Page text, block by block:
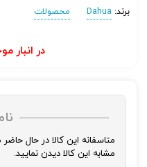
برند: Dahua محصولات
در انبار
متاسفانه این کالا در حال
مشابه این کالا دیدن نمایید.